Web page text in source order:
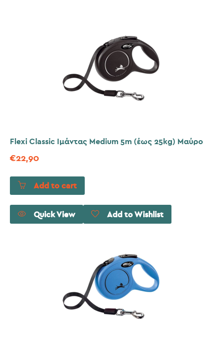
Flexi Classic Ιμάντας Medium 5m (έως 25kg) Μαύρο
€22,90
Add to cart
Quick View Add to Wishlist